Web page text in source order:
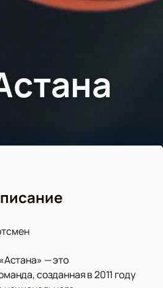
— это
созданная в 2011 году